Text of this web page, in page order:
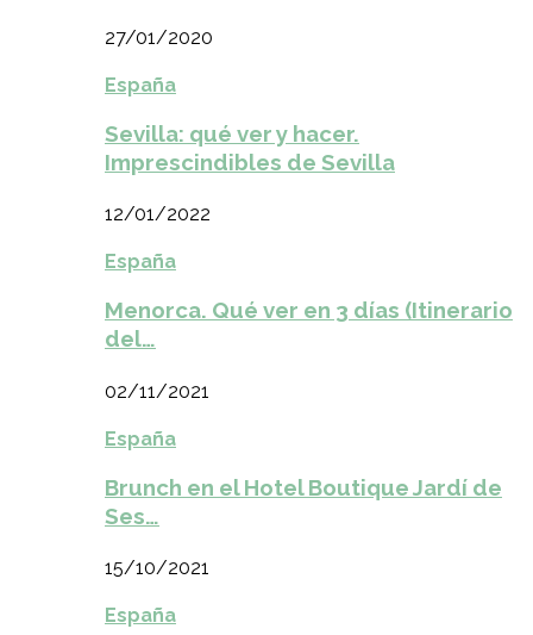
27/01/2020
España
Sevilla: qué ver y hacer.
Imprescindibles de Sevilla
12/01/2022
España
Menorca. Qué ver en 3 días (Itinerario
del…
02/11/2021
España
Brunch en el Hotel Boutique Jardí de
Ses…
15/10/2021
España